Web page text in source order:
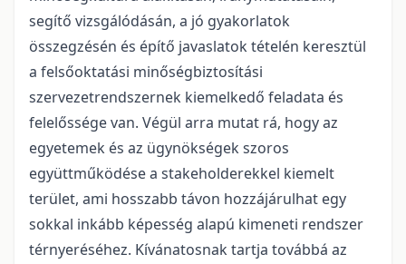
segítő vizsgálódásán, a jó gyakorlatok
összegzésén és építő javaslatok tételén keresztül
a felsőoktatási minőségbiztosítási
szervezetrendszernek kiemelkedő feladata és
felelőssége van. Végül arra mutat rá, hogy az
egyetemek és az ügynökségek szoros
együttműködése a stakeholderekkel kiemelt
terület, ami hosszabb távon hozzájárulhat egy
sokkal inkább képesség alapú kimeneti rendszer
térnyeréséhez. Kívánatosnak tartja továbbá az